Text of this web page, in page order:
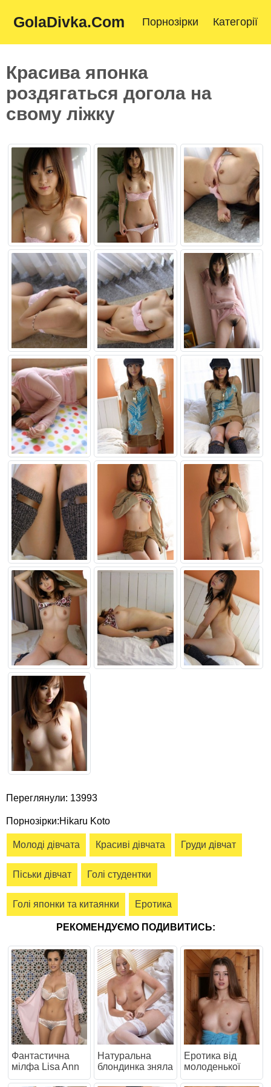
GolaDivka.Com Порнозірки Категорії
Красива японка
роздягаться догола на
свому ліжку
Переглянули: 13993
Порнозірки:Hikaru Koto
Молоді дівчата Красиві дівчата Груди дівчат
Піськи дівчат Голі студентки
Голі японки та китаянки Еротика
РЕКОМЕНДУЄМО ПОДИВИТИСЬ:
Фантастична
мілфа Lisa Ann
показу свої
Натуральна
блондинка зняла
білі панчохи та
Еротика від
молоденької
дівчини в бані